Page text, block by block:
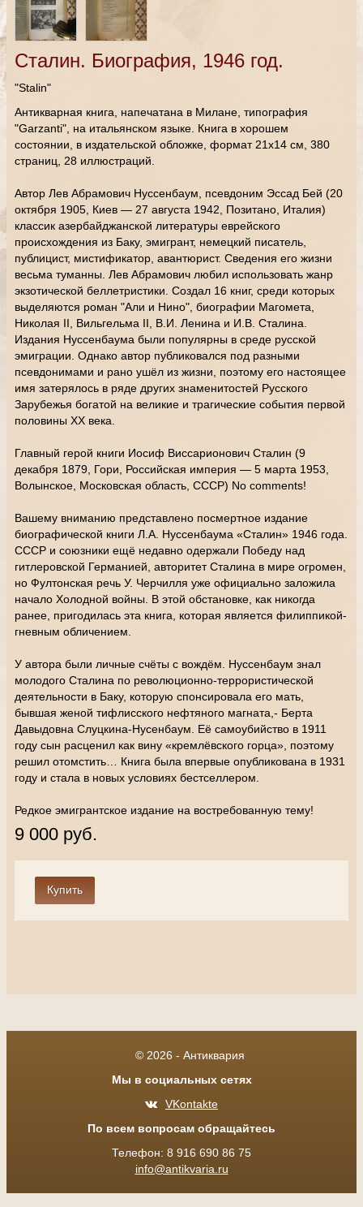
Сталин. Биография, 1946 год.
"Stalin"
Антикварная книга, напечатана в Милане, типография
"Garzanti", на итальянском языке. Книга в хорошем
состоянии, в издательской обложке, формат 21x14 см, 380
страниц, 28 иллюстраций.
Автор Лев Абрамович Нуссенбаум, псевдоним Эссад Бей (20
октября 1905, Киев — 27 августа 1942, Позитано, Италия)
классик азербайджанской литературы еврейского
происхождения из Баку, эмигрант, немецкий писатель,
публицист, мистификатор, авантюрист. Сведения его жизни
весьма туманны. Лев Абрамович любил использовать жанр
экзотической беллетристики. Создал 16 книг, среди которых
выделяются роман "Али и Нино", биографии Магомета,
Николая II, Вильгельма II, В.И. Ленина и И.В. Сталина.
Издания Нуссенбаума были популярны в среде русской
эмиграции. Однако автор публиковался под разными
псевдонимами и рано ушёл из жизни, поэтому его настоящее
имя затерялось в ряде других знаменитостей Русского
Зарубежья богатой на великие и трагические события первой
половины XX века.
Главный герой книги Иосиф Виссарионович Сталин (9
декабря 1879, Гори, Российская империя — 5 марта 1953,
Волынское, Московская область, СССР) No comments!
Вашему вниманию представлено посмертное издание
биографической книги Л.А. Нуссенбаума «Сталин» 1946 года.
СССР и союзники ещё недавно одержали Победу над
гитлеровской Германией, авторитет Сталина в мире огромен,
но Фултонская речь У. Черчилля уже официально заложила
начало Холодной войны. В этой обстановке, как никогда
ранее, пригодилась эта книга, которая является филиппикой-
гневным обличением.
У автора были личные счёты с вождём. Нуссенбаум знал
молодого Сталина по революционно-террористической
деятельности в Баку, которую спонсировала его мать,
бывшая женой тифлисского нефтяного магната,- Берта
Давыдовна Слуцкина-Нусенбаум. Её самоубийство в 1911
году сын расценил как вину «кремлёвского горца», поэтому
решил отомстить… Книга была впервые опубликована в 1931
году и стала в новых условиях бестселлером.
Редкое эмигрантское издание на востребованную тему!
9 000 руб.
© 2026 - Антиквария
Мы в социальных сетях
VKontakte
По всем вопросам обращайтесь
Телефон: 8 916 690 86 75
info@antikvaria.ru